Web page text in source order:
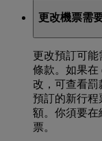
更改機票需
更改預訂可
條款。如果在
改，可查看罰
預訂的新行程
額。你須要在
票。